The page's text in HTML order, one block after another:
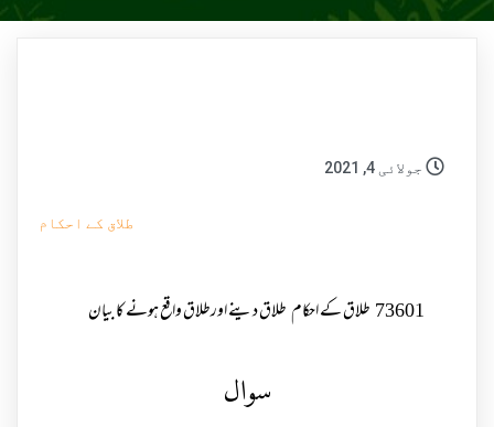
جولائی 4, 2021
طلاق کے احکام
73601 طلاق کے احکامطلاق دینے اورطلاق واقع ہونے کا بیان
سوال